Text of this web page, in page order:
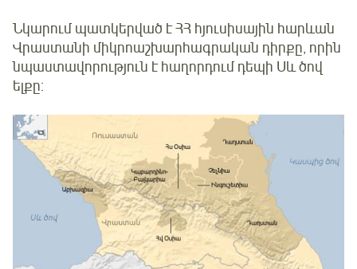
Նկարում պատկերված է ՀՀ հյուսիսային հարևան
Վրաստանի միկրոաշխարհագրական դիրքը, որին
նպաստավորություն է հաղորդում դեպի Սև ծով
ելքը: